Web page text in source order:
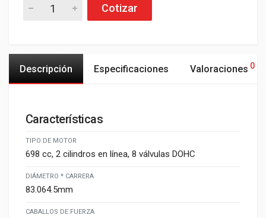
Cotizar
Descripción Especificaciones Valoraciones 0
Características
TIPO DE MOTOR
698 cc, 2 cilindros en línea, 8 válvulas DOHC​
DIÁMETRO * CARRERA
83.064.5mm
CABALLOS DE FUERZA